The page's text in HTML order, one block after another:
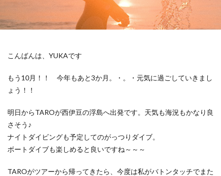
こんばんは、YUKAです
もう10月！！ 今年もあと3か月。・。・元気に過ごしていきまし
ょう！！
明日からTAROが西伊豆の浮島へ出発です。天気も海況もかなり良
さそう♪
ナイトダイビングも予定してのがっつりダイブ。
ボートダイブも楽しめると良いですね～～～
TAROがツアーから帰ってきたら、今度は私がバトンタッチでまた